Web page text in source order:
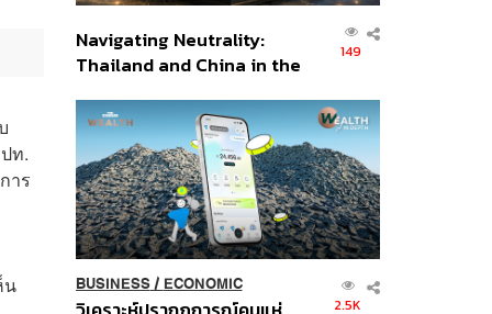
ท.
าร
น
Navigating Neutrality:
Thailand and China in the
Order
149
BUSINESS/ ECONOMIC
2.5K